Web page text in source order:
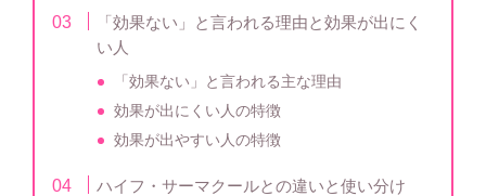
「効果ない」と言われる理由と効果が出にく
い人
「効果ない」と言われる主な理由
効果が出にくい人の特徴
効果が出やすい人の特徴
ハイフ・サーマクールとの違いと使い分け